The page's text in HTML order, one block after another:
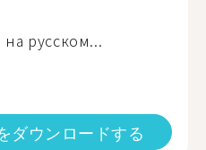
русском...
ダウンロードする